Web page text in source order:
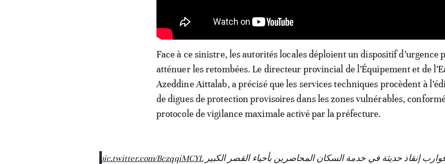
Face à ce sinistre, les autorités locales déploient un dispositif d’urgence
atténuer les retombées. Le directeur provincial de l’Équipement et de
Azeddine Aittalab, a précisé que les services techniques procèdent à
de digues de protection provisoires dans les zones vulnérables,
protocole de vigilance maximale activé par la préfecture.
pic.twitter.com/BczqqiMCYL